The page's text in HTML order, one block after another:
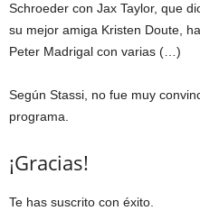
Schroeder con Jax Taylor, que
su mejor amiga Kristen Doute,
Peter Madrigal con varias (…)
Según Stassi, no fue muy
programa.
¡Gracias!
Te has suscrito con éxito.